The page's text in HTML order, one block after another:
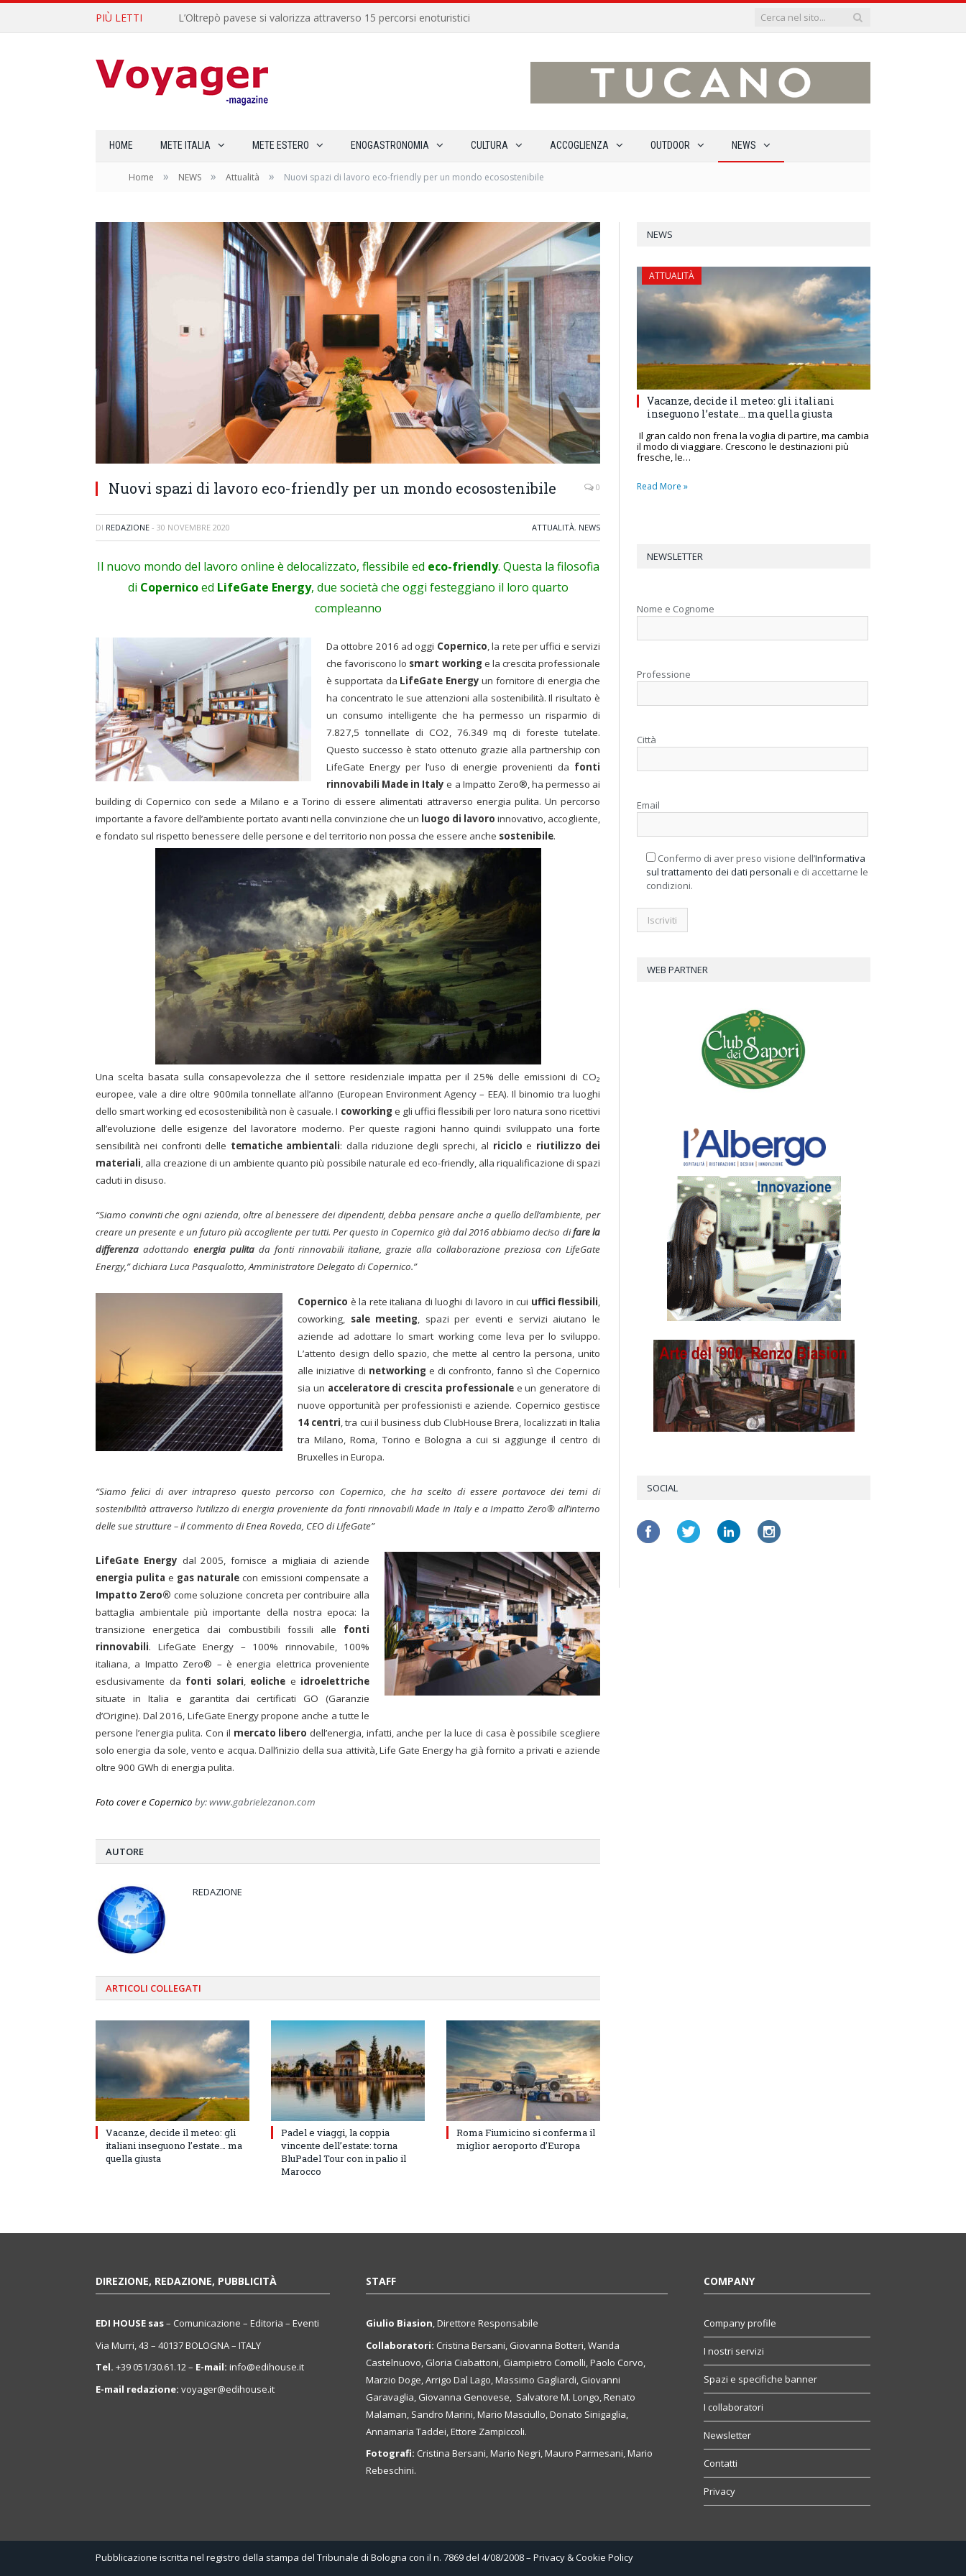
PIÙ LETTI L’Oltrepò pavese si valorizza attraverso 15 percorsi enoturistici
HOME METE ITALIA METE ESTERO ENOGASTRONOMIA CULTURA ACCOGLIENZA OUTDOOR NEWS
Home » NEWS » Attualità » Nuovi spazi di lavoro eco-friendly per un mondo ecosostenibile
Nuovi spazi di lavoro eco-friendly per un mondo ecosostenibile 0
DI REDAZIONE - 30 NOVEMBRE 2020 ATTUALITÀ, NEWS
Il nuovo mondo del lavoro online è delocalizzato, flessibile ed eco-friendly. Questa la filosofia
di Copernicoed LifeGate Energy, due società che oggi festeggiano il loro quarto
compleanno
Da ottobre 2016 ad oggi Copernico, la rete per uffici e servizi
che favoriscono lo smart working e la crescita professionale
è supportata da LifeGate Energy un fornitore di energia che
ha concentrato le sue attenzioni alla sostenibilità. Il risultato è
un consumo intelligente che ha permesso un risparmio di
7.827,5 tonnellate di CO2, 76.349 mq di foreste tutelate.
Questo successo è stato ottenuto grazie alla partnership con
LifeGate Energy per l’uso di energie provenienti da fonti
rinnovabili Made in Italy e a Impatto Zero®, ha permesso ai
building di Copernico con sede a Milano e a Torino di essere alimentati attraverso energia pulita. Un percorso
importante a favore dell’ambiente portato avanti nella convinzione che un luogo di lavoro innovativo, accogliente,
e fondato sul rispetto benessere delle persone e del territorio non possa che essere anche sostenibile.
Una scelta basata sulla consapevolezza che il settore residenziale impatta per il 25% delle emissioni di CO₂
europee, vale a dire oltre 900mila tonnellate all’anno (European Environment Agency – EEA). Il binomio tra luoghi
dello smart working ed ecosostenibilità non è casuale. I coworking e gli uffici flessibili per loro natura sono ricettivi
all’evoluzione delle esigenze del lavoratore moderno. Per queste ragioni hanno quindi sviluppato una forte
sensibilità nei confronti delle tematiche ambientali: dalla riduzione degli sprechi, al riciclo e riutilizzo dei
materiali, alla creazione di un ambiente quanto più possibile naturale ed eco-friendly, alla riqualificazione di spazi
caduti in disuso.
“Siamo convinti che ogni azienda, oltre al benessere dei dipendenti, debba pensare anche a quello dell’ambiente, per
creare un presente e un futuro più accogliente per tutti. Per questo in Copernico già dal 2016 abbiamo deciso difare la
differenza adottando energia pulita da fonti rinnovabili italiane, grazie alla collaborazione preziosa con LifeGate
Energy,” dichiara Luca Pasqualotto, Amministratore Delegato di Copernico.”
Copernico è la rete italiana di luoghi di lavoro in cui uffici flessibili,
coworking, sale meeting, spazi per eventi e servizi aiutano le
aziende ad adottare lo smart working come leva per lo sviluppo.
L’attento design dello spazio, che mette al centro la persona, unito
alle iniziative di networking e di confronto, fanno sì che Copernico
sia un acceleratore di crescita professionalee un generatore di
nuove opportunità per professionisti e aziende. Copernico gestisce
14 centri, tra cui il business club ClubHouse Brera, localizzati in Italia
tra Milano, Roma, Torino e Bologna a cui si aggiunge il centro di
Bruxelles in Europa.
“Siamo felici di aver intrapreso questo percorso con Copernico, che ha scelto di essere portavoce dei temi di
sostenibilità attraverso l’utilizzo di energia proveniente da fonti rinnovabili Made in Italy e a Impatto Zero® all’interno
delle sue strutture – il commento di Enea Roveda, CEO di LifeGate”
LifeGate Energy dal 2005, fornisce a migliaia di aziende
energia pulita e gas naturale con emissioni compensate a
Impatto Zero® come soluzione concreta per contribuire alla
battaglia ambientale più importante della nostra epoca: la
transizione energetica dai combustibili fossili alle fonti
rinnovabili. LifeGate Energy – 100% rinnovabile, 100%
italiana, a Impatto Zero® – è energia elettrica proveniente
esclusivamente da fonti solari, eoliche e idroelettriche
situate in Italia e garantita dai certificati GO (Garanzie
d’Origine). Dal 2016, LifeGate Energy propone anche a tutte le
persone l’energia pulita. Con il mercato libero dell’energia, infatti, anche per la luce di casa è possibile scegliere
solo energia da sole, vento e acqua. Dall’inizio della sua attività, Life Gate Energy ha già fornito a privati e aziende
oltre 900 GWh di energia pulita.
Foto cover e Copernico by: www.gabrielezanon.com
AUTORE
REDAZIONE
ARTICOLI COLLEGATI
Vacanze, decide il meteo: gli
italiani inseguono l’estate… ma
quella giusta
Padel e viaggi, la coppia
vincente dell’estate: torna
BluPadel Tour con in palio il
Marocco
Roma Fiumicino si conferma il
miglior aeroporto d’Europa
NEWS
ATTUALITÀ
Vacanze, decide il meteo: gli italiani
inseguono l’estate… ma quella giusta
Il gran caldo non frena la voglia di partire, ma cambia
il modo di viaggiare. Crescono le destinazioni più
fresche, le…
Read More »
NEWSLETTER
Nome e Cognome
Professione
Città
Email
Confermo di aver preso visione dell’Informativa
sul trattamento dei dati personali e di accettarne le
condizioni.
WEB PARTNER
SOCIAL
DIREZIONE, REDAZIONE, PUBBLICITÀ
EDI HOUSE sas– Comunicazione – Editoria – Eventi
Via Murri, 43 – 40137 BOLOGNA – ITALY
Tel. +39 051/30.61.12 – E-mail: info@edihouse.it
E-mail redazione: voyager@edihouse.it
STAFF
Giulio Biasion, Direttore Responsabile
Collaboratori: Cristina Bersani, Giovanna Botteri, Wanda
Castelnuovo, Gloria Ciabattoni, Giampietro Comolli, Paolo Corvo,
Marzio Doge, Arrigo Dal Lago, Massimo Gagliardi, Giovanni
Garavaglia, Giovanna Genovese, Salvatore M. Longo, Renato
Malaman, Sandro Marini, Mario Masciullo, Donato Sinigaglia,
Annamaria Taddei, Ettore Zampiccoli.
Fotografi: Cristina Bersani, Mario Negri, Mauro Parmesani, Mario
Rebeschini.
COMPANY
Company profile
I nostri servizi
Spazi e specifiche banner
I collaboratori
Newsletter
Contatti
Privacy
Pubblicazione iscritta nel registro della stampa del Tribunale di Bologna con il n. 7869 del 4/08/2008 – Privacy & Cookie Policy